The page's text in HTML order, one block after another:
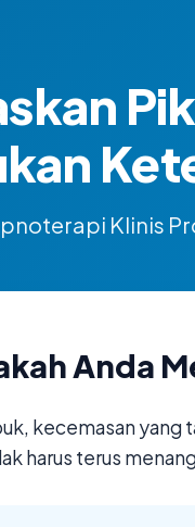
Klinis
Anda
kecemasan yang
harus terus